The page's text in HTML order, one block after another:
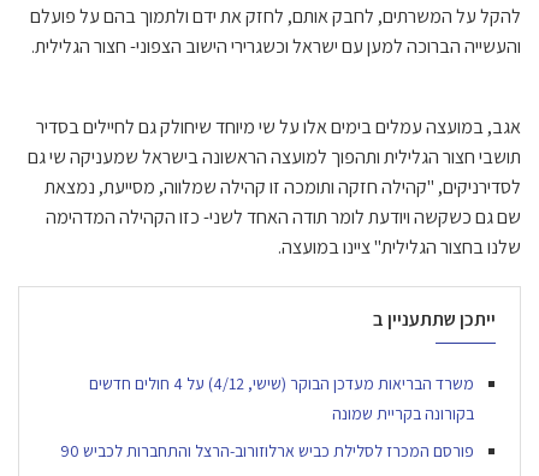
להקל על המשרתים, לחבק אותם, לחזק את ידם ולתמוך בהם על פועלם
והעשייה הברוכה למען עם ישראל וכשגרירי הישוב הצפוני- חצור הגלילית.
אגב, במועצה עמלים בימים אלו על שי מיוחד שיחולק גם לחיילים בסדיר
תושבי חצור הגלילית ותהפוך למועצה הראשונה בישראל שמעניקה שי גם
לסדירניקים, "קהילה חזקה ותומכה זו קהילה שמלווה, מסייעת, נמצאת
שם גם כשקשה ויודעת לומר תודה האחד לשני- כזו הקהילה המדהימה
שלנו בחצור הגלילית" ציינו במועצה.
ייתכן שתתעניין ב
משרד הבריאות מעדכן הבוקר (שישי, 4/12) על 4 חולים חדשים
בקורונה בקריית שמונה
פורסם המכרז לסלילת כביש ארלוזורוב-הרצל והתחברות לכביש 90